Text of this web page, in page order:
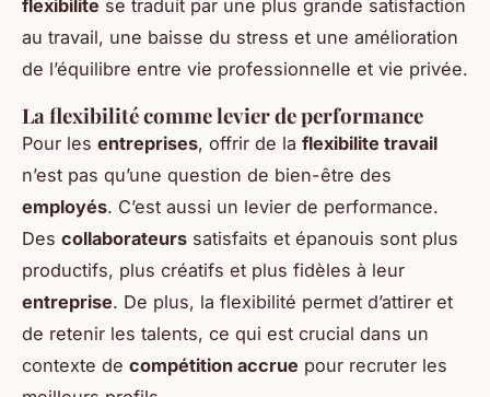
flexibilite se traduit par une plus grande satisfaction
au travail, une baisse du stress et une amélioration
de l’équilibre entre vie professionnelle et vie privée.
La flexibilité comme levier de performance
Pour les entreprises, offrir de la flexibilite travail
n’est pas qu’une question de bien-être des
employés. C’est aussi un levier de performance.
Des collaborateurs satisfaits et épanouis sont plus
productifs, plus créatifs et plus fidèles à leur
entreprise. De plus, la flexibilité permet d’attirer et
de retenir les talents, ce qui est crucial dans un
contexte de compétition accrue pour recruter les